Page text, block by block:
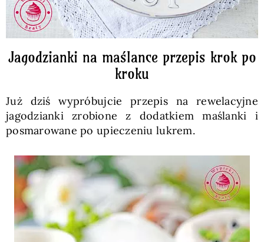
Jagodzianki na maślance przepis krok po
kroku
Już dziś wypróbujcie przepis na rewelacyjne
jagodzianki zrobione z dodatkiem maślanki i
posmarowane po upieczeniu lukrem.